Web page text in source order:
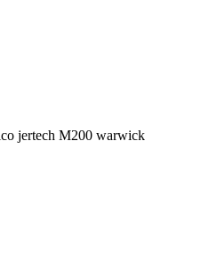
jertech M200 warwick